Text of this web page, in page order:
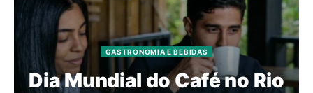
GASTRONOMIA E BEBIDAS
Dia Mundial do Café no Rio